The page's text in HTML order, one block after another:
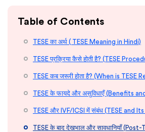
Table of Contents
TESE का अर्थ ( TESE Meaning in Hindi)
TESE प्रक्रिया कैसे होती है? (TESE
TESE कब जरूरी होता है? (When is TESE
TESE के फायदे और असुविधाएँ (Benefits
TESE और IVF/ICSI में संबंध (TESE and
TESE के बाद देखभाल और सावधानियाँ (Post-